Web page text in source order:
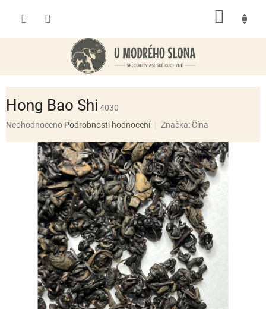
Hong Bao Shi 4030
Průměrné
produktu
hvězdiček.
Neohodnoceno Podrobnosti hodnocení Značka: Čína